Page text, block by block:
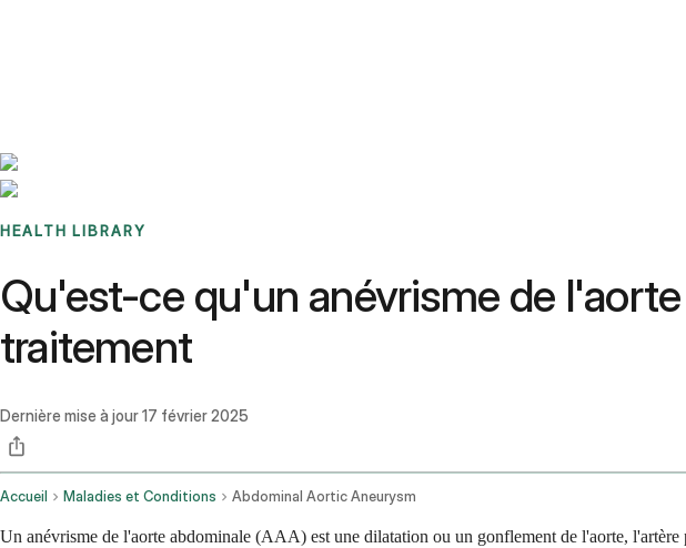
HEALTH LIBRARY
Qu'est-ce qu'un anévrisme de
traitement
Dernière mise à jour17 février 2025
Accueil Maladies et Conditions Abdominal Aortic Aneurysm
Un anévrisme de l'aorte abdominale (AAA) est une dilatation ou un gonflement de l'aorte,